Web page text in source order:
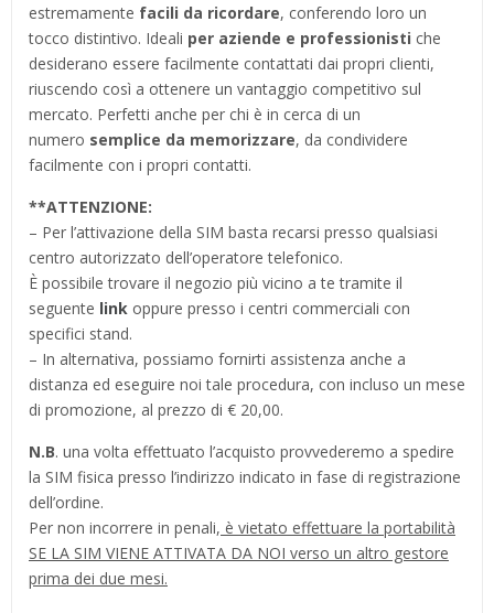
estremamente facili da ricordare, conferendo loro un
tocco distintivo. Ideali per aziende e professionisti che
desiderano essere facilmente contattati dai propri clienti,
riuscendo così a ottenere un vantaggio competitivo sul
mercato. Perfetti anche per chi è in cerca di un
numero semplice da memorizzare, da condividere
facilmente con i propri contatti.
**ATTENZIONE:
– Per l’attivazione della SIM basta recarsi presso qualsiasi
centro autorizzato dell’operatore telefonico.
È possibile trovare il negozio più vicino a te tramite il
seguente link oppure presso i centri commerciali con
specifici stand.
– In alternativa, possiamo fornirti assistenza anche a
distanza ed eseguire noi tale procedura, con incluso un mese
di promozione, al prezzo di € 20,00.
N.B. una volta effettuato l’acquisto provvederemo a spedire
la SIM fisica presso l’indirizzo indicato in fase di registrazione
dell’ordine.
Per non incorrere in penali, è vietato effettuare la portabilità
SE LA SIM VIENE ATTIVATA DA NOI verso un altro gestore
prima dei due mesi.